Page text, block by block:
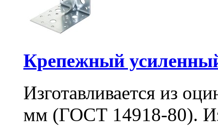
Крепежный
Изготавливается из
мм (ГОСТ 14918-80).